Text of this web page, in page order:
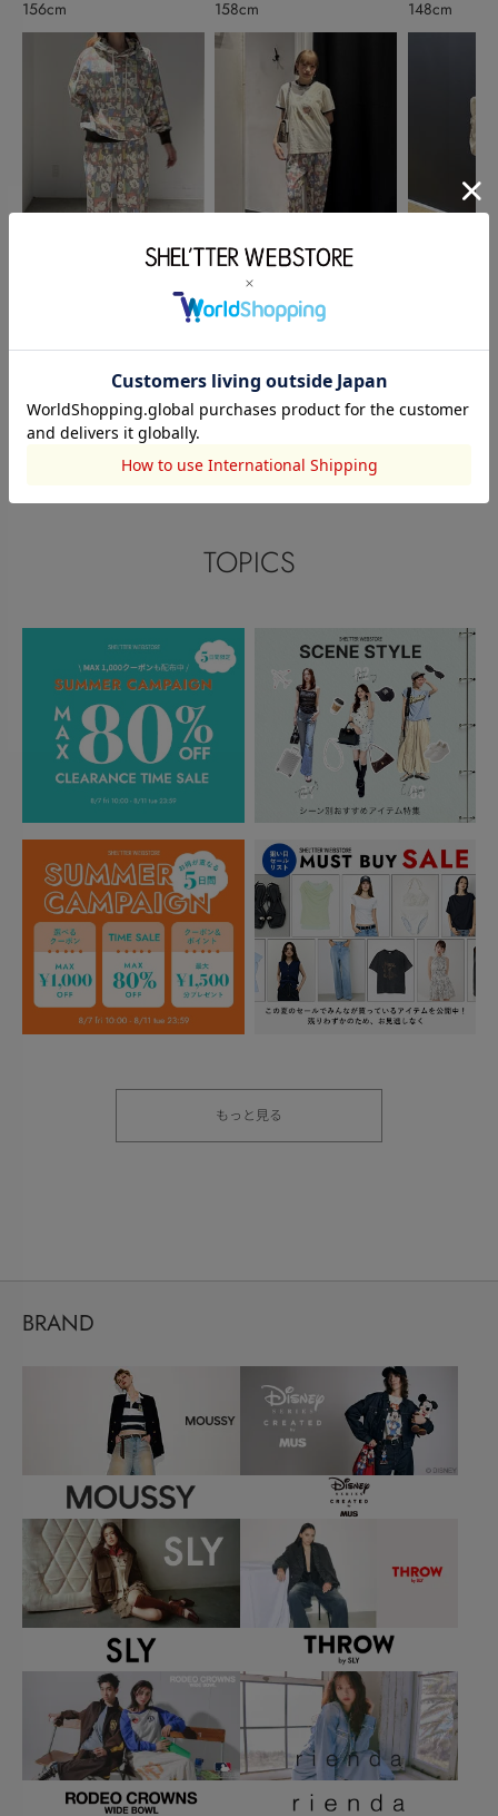
156cm 158cm
AZUL BY MOUSSY
nanami
148cm
このアイテムを見た人がチェックしている商品
TOPICS
もっと見る
BRAND